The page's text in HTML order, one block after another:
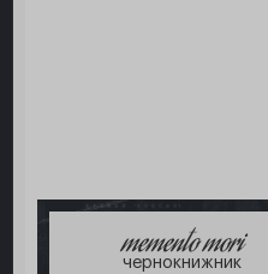
memento mori
чернокнижник